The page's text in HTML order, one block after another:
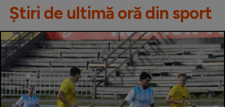
Știri de ultimă oră din sport